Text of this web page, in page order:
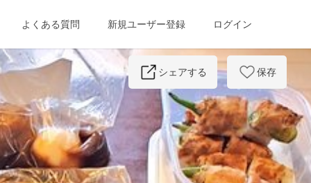
よくある質問 新規ユーザー登録 ログイン
Next
シェアする 保存